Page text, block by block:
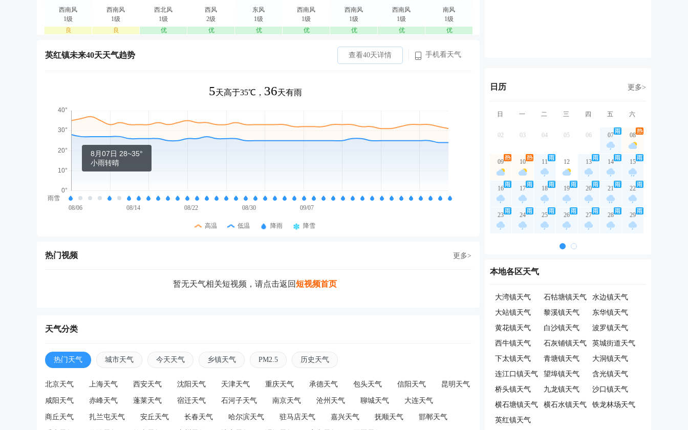
西南风
1级
良
西南风
1级
良
西北风
1级
优
西风
2级
优
东风
1级
优
西南风
1级
优
西南风
1级
优
西南风
1级
优
南风
1级
优
英红镇未来40天天气趋势 查看40天详情 手机看天气
5天高于35℃， 36天有雨
8月07日 28~35°
小雨转晴
雨雪
08/06
08/14 08/22 08/30 09/07
高温 低温 降雨 降雪
热门视频 更多>
暂无天气相关短视频，请点击返回短视频首页
天气分类
热门天气 城市天气 今天天气 乡镇天气 PM2.5 历史天气
北京天气 上海天气 西安天气 沈阳天气 天津天气 重庆天气 承德天气 包头天气 信阳天气 昆明天气
咸阳天气 赤峰天气 蓬莱天气 宿迁天气 石河子天气 南京天气 沧州天气 聊城天气 大连天气
商丘天气 扎兰屯天气 安丘天气 长春天气 哈尔滨天气 驻马店天气 嘉兴天气 抚顺天气 邯郸天气
日历 更多>
日 一 二 三 四 五 六
02 03 04 05 06 07 08
09 10 11 12 13 14 15
16 17 18 19 20 21 22
23 24 25 26 27 28 29
本地各区天气
大湾镇天气 石牯塘镇天气
水边镇天气
大站镇天气
黎溪镇天气
东华镇天气
黄花镇天气
白沙镇天气
波罗镇天气
西牛镇天气
石灰铺镇天气
英城街道天气
下太镇天气
青塘镇天气
大洞镇天气
连江口镇天气
望埠镇天气
含光镇天气
桥头镇天气
九龙镇天气
沙口镇天气
横石塘镇天气
横石水镇天气
铁龙林场天气
英红镇天气